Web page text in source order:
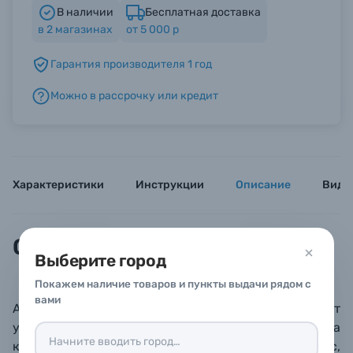
Выберите город
Покажем наличие товаров и пункты выдачи рядом с
вами
Уценённые товары
В наличии
в 2 магазинах
Бесплатная доставка
от 5 000 р
Гарантия производителя 1 год
Можно в рассрочку или кредит
Характеристики Инструкции Описание
Описание
Автофокусный адаптер Viltrox EF-M1 позволяет
устанавливать объективы с байонетом Canon EF на
камеры системы Micro 4/3 (Olympus, Panasonic,